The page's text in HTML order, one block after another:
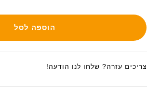
הוספה לסל
צריכים עזרה? שלחו לנו הודעה!